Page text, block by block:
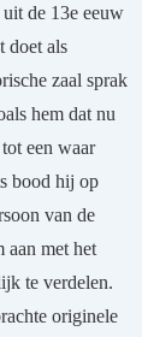
de 13e eeuw
doet als
zaal sprak
hem dat nu
een waar
bood hij op
van de
aan met het
te verdelen.
originele